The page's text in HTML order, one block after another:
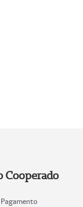
Cooperado